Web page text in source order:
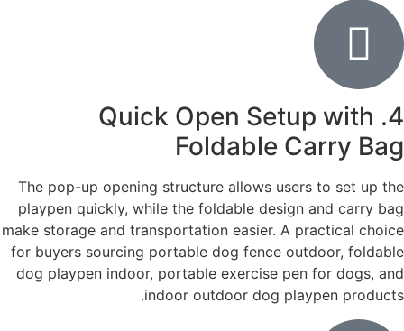
4. Quick Open Setup with
Foldable Carry Bag
The pop-up opening structure allows users to set up the
playpen quickly, while the foldable design and carry bag
make storage and transportation easier. A practical choice
for buyers sourcing portable dog fence outdoor, foldable
dog playpen indoor, portable exercise pen for dogs, and
indoor outdoor dog playpen products.